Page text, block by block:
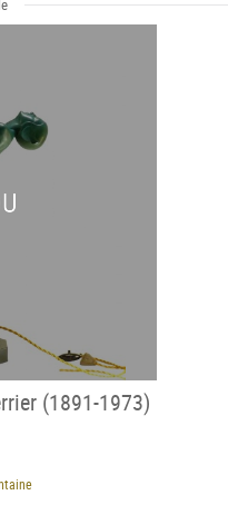
(1891-1973)